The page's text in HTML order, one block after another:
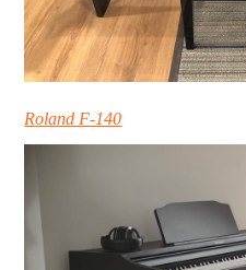
Roland F-140